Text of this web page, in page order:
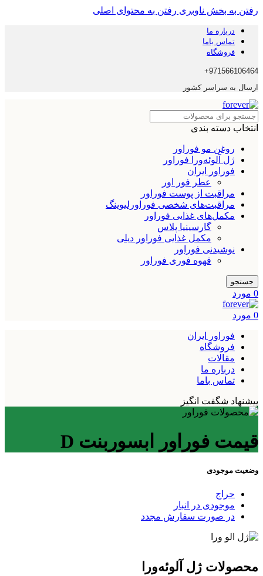
رفتن به بخش ناوبری رفتن به محتوای اصلی
درباره ما
تماس باما
فروشگاه
971566106464+
ارسال به سراسر کشور
انتخاب دسته بندی
روغن مو فوراور
ژل آلوئه‌ورا فوراور
فوراور ایران
عطر فور اور
مراقبت از پوست فوراور
مراقبت‌های شخصی فوراورلیوینگ
مکمل‌های غذایی فوراور
گارسینیا پلاس
مکمل غذایی فوراور دیلی
نوشیدنی فوراور
قهوه فوری فوراور
جستجو
0 مورد
0 مورد
فوراور ایران
فروشگاه
مقالات
درباره ما
تماس باما
پیشنهاد شگفت انگیز
قیمت فوراور ابسوربنت D
وضعیت موجودی
حراج
موجودی در انبار
در صورت سفارش مجدد
محصولات ژل آلوئه‌ورا